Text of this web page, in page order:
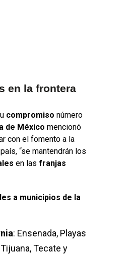
en la frontera
compromiso número
de México mencionó
con el fomento a la
“se mantendrán los
en las franjas
les a municipios de la
: Ensenada, Playas
Tecate y